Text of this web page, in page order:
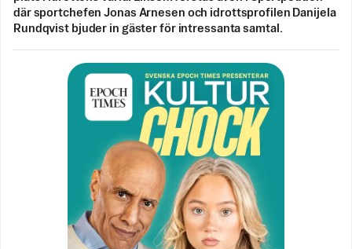
där sportchefen Jonas Arnesen och idrottsprofilen Danijela
Rundqvist bjuder in gäster för intressanta samtal.